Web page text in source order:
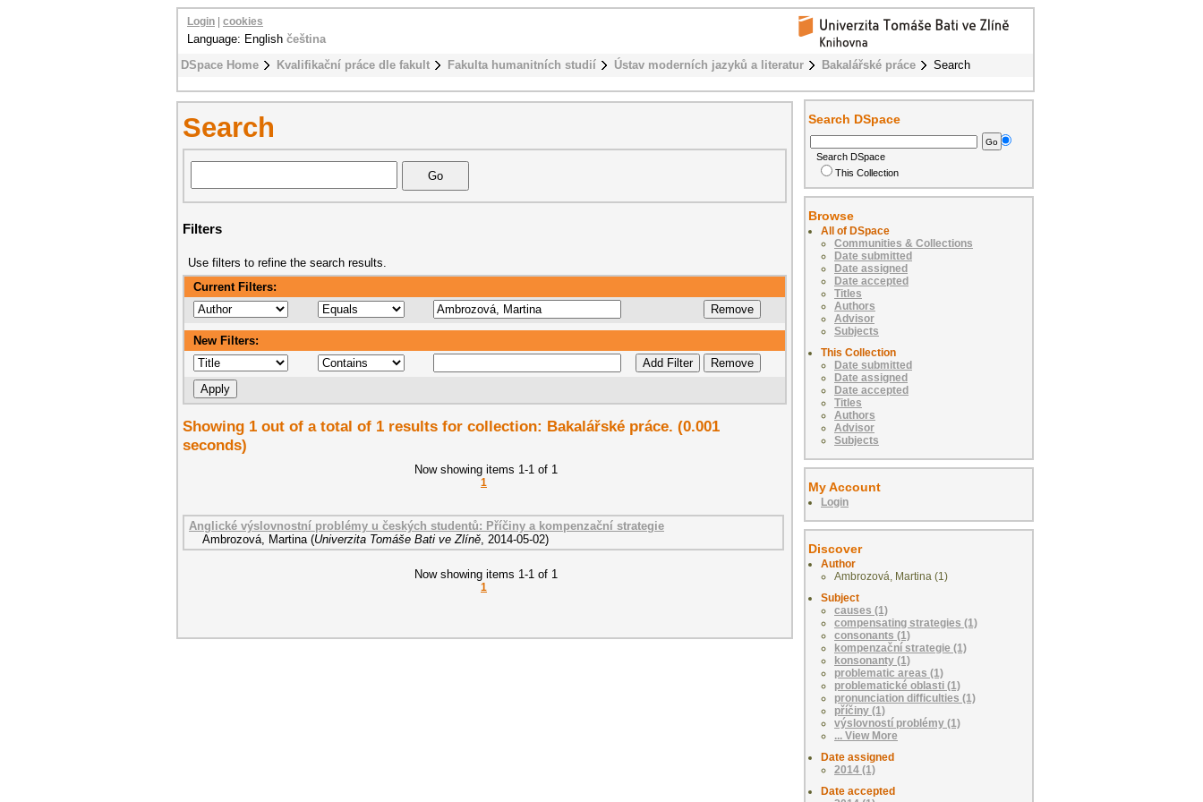
DSpace Home Kvalifikační práce dle fakult Fakulta humanitních studií Ústav moderních jazyků a literatur Bakalářské práce Search
Login cookies
Language: English čeština
Search
Filters
Use filters to refine the search results.
Current Filters:
New Filters:
Showing 1 out of a total of 1 results for collection: Bakalářské práce. (0.001
seconds)
Now showing items 1-1 of 1
1
Anglické výslovnostní problémy u českých studentů: Příčiny a kompenzační strategie
Ambrozová, Martina (Univerzita Tomáše Bati ve Zlíně, 2014-05-02)
Now showing items 1-1 of 1
1
Search DSpace
Search DSpace
This Collection
Browse
All of DSpace
Communities & Collections
Date submitted
Date assigned
Date accepted
Titles
Authors
Advisor
Subjects
This Collection
Date submitted
Date assigned
Date accepted
Titles
Authors
Advisor
Subjects
My Account
Login
Discover
Author
Ambrozová, Martina (1)
Subject
causes (1)
compensating strategies (1)
consonants (1)
kompenzační strategie (1)
konsonanty (1)
problematic areas (1)
problematické oblasti (1)
pronunciation difficulties (1)
příčiny (1)
výslovností problémy (1)
... View More
Date assigned
2014 (1)
Date accepted